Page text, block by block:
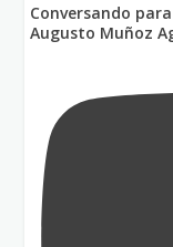
Conversando
Augusto Muñoz